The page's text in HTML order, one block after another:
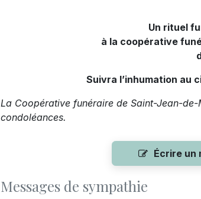
Un rituel
à la coopérative
Suivra l’inhumation au
La Coopérative funéraire de Saint-Jean-
condoléances.
Écrire un
Messages de sympathie